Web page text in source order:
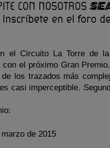
el Circuito La Torre de
el próximo Gran
de los trazados más
casi imperceptible.
de 2015